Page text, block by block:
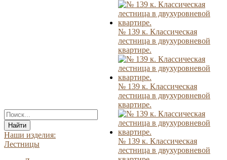
Найти
Наши изделия:
Лестницы
№ 139 к. Классическая
лестница в двухуровневой
квартире.
№ 139 к. Классическая
лестница в двухуровневой
квартире.
№ 139 к. Классическая
лестница в двухуровневой